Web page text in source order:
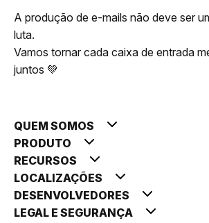
A produção de e-mails não deve ser
luta.
Vamos tornar cada caixa de entrada
juntos 💚
QUEM SOMOS
PRODUTO
RECURSOS
LOCALIZAÇÕES
DESENVOLVEDORES
LEGAL E SEGURANÇA